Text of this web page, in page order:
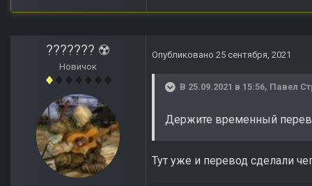
??????? ☢️
Новичок
Опубликовано 25 сентября, 2021
В 25.09.2021 в 15:56, Павел
Держите временный
Тут уже и перевод сделали